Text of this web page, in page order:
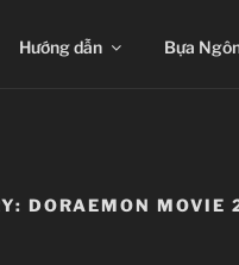
Hướng dẫn Bựa
DORAEMON MOVIE